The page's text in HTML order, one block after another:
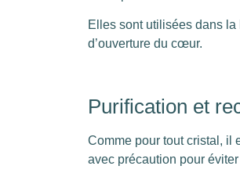
Elles sont utilisées dans
d’ouverture du cœur.
Purification et
Comme pour tout cristal, il
avec précaution pour